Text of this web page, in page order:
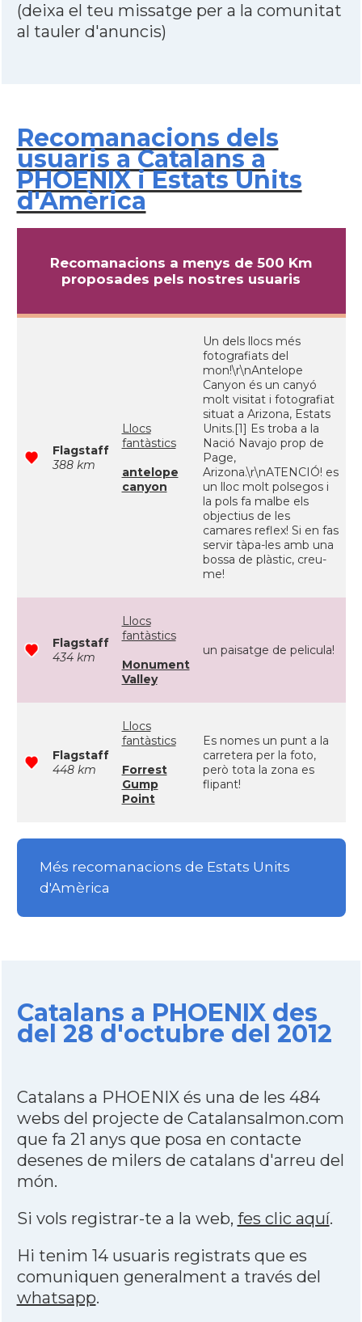
(deixa el teu missatge per a la comunitat
al tauler d'anuncis)
Recomanacions dels
usuaris a Catalans a
PHOENIX i Estats Units
d'Amèrica
Recomanacions a menys de 500 Km
proposades pels nostres usuaris
Flagstaff
388 km
Llocs
fantàstics
antelope
canyon
Un dels llocs més
fotografiats del
mon!\r\nAntelope
Canyon és un canyó
molt visitat i fotografiat
situat a Arizona, Estats
Units.[1] Es troba a la
Nació Navajo prop de
Page,
Arizona.\r\nATENCIÓ! es
un lloc molt polsegos i
la pols fa malbe els
objectius de les
camares reflex! Si en fas
servir tàpa-les amb una
bossa de plàstic, creu-
me!
Flagstaff
434 km
Llocs
fantàstics
Monument
Valley
un paisatge de pelicula!
Flagstaff
448 km
Llocs
fantàstics
Forrest
Gump
Point
Es nomes un punt a la
carretera per la foto,
però tota la zona es
flipant!
Més recomanacions de Estats Units
d'Amèrica
Catalans a PHOENIX des
del 28 d'octubre del 2012
Catalans a PHOENIX és una de les 484
webs del projecte de Catalansalmon.com
que fa 21 anys que posa en contacte
desenes de milers de catalans d'arreu del
món.
Si vols registrar-te a la web, fes clic aquí.
Hi tenim 14 usuaris registrats que es
comuniquen generalment a través del
whatsapp.